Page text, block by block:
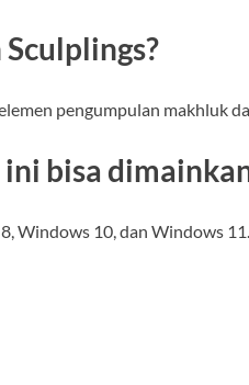
pengumpulan makhluk
bisa
Windows 10, dan Windows 11.